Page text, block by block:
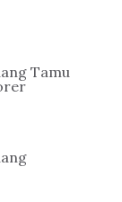
Tamu